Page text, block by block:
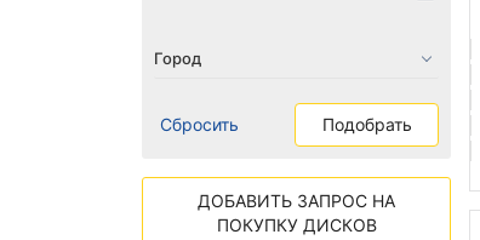
Сбросить Подобрать
ДОБАВИТЬ ЗАПРОС НА
ПОКУПКУ ДИСКОВ